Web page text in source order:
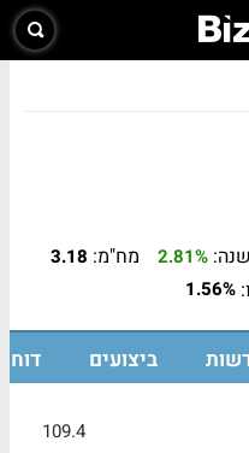
2.81% מח"מ: 3.18
1.56%
ביצועים
109.4